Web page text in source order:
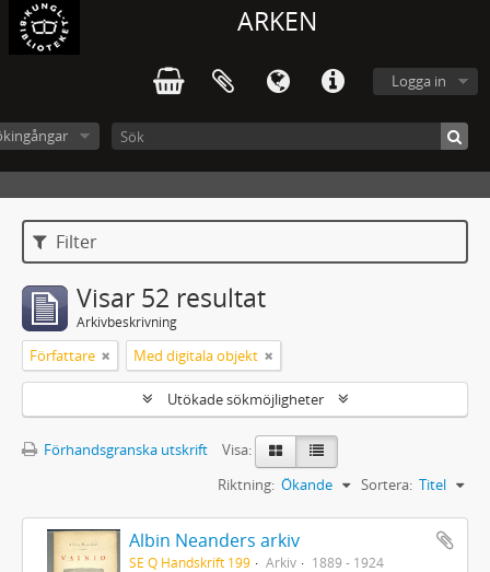
ARKEN
Logga in
Filter
Visar 52 resultat
Arkivbeskrivning
Författare Med digitala objekt
Utökade sökmöjligheter
Förhandsgranska utskrift
Visa:
Sortera: Titel
Riktning: Ökande
Albin Neanders arkiv
SE Q Handskrift 199 Arkiv 1889 - 1924